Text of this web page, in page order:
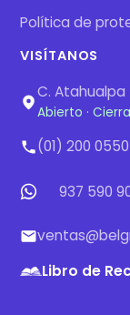
Política de
VISÍTANOS
C. Atahualpa
Abierto ·
(01) 200 0550
937 590
Libro de